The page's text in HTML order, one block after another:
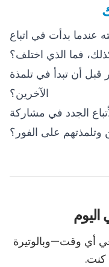
عندما بدأت في اتباع
فما الذي اختلف؟
أن تبدأ في تلمذة
الآخرين؟
الجدد في مشاركة
وتلمذتهم على الفور؟
أي وقت—وبالوتيرة
كنت.